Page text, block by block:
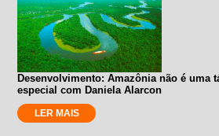
Desenvolvimento: Amazônia não é uma
especial com Daniela Alarcon
LER MAIS